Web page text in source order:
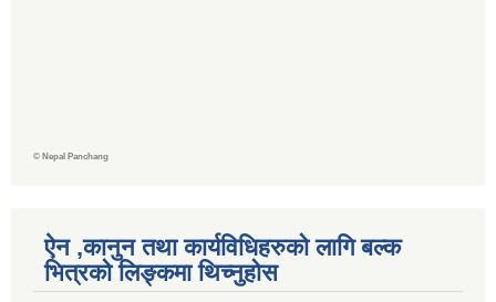
© Nepal Panchang
ऐन ,कानुन तथा कार्यविधिहरुको लागि बल्क
भित्रको लिङ्कमा थिच्‍नुहोस